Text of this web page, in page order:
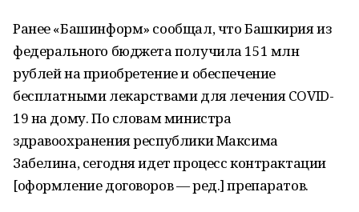
Ранее «Башинформ» сообщал, что Башкирия из
федерального бюджета получила 151 млн
рублей на приобретение и обеспечение
бесплатными лекарствами для лечения COVID-
19 на дому. По словам министра
здравоохранения республики Максима
Забелина, сегодня идет процесс контрактации
[оформление договоров — ред.] препаратов.